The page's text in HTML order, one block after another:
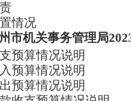
情况
市机关事务管理局
预算情况说明
预算情况说明
预算情况说明